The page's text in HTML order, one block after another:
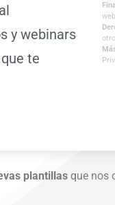
y webinars
te
plantillas que nos